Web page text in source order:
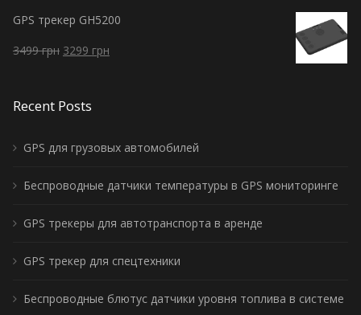
GPS трекер GH5200
3499грн 3299 грн
Recent Posts
GPS для грузовых автомобилей
Беспроводные датчики температуры в GPS мониторинге
GPS трекеры для автотранспорта в аренде
GPS трекер для спецтехники
Беспроводные блютус датчики уровня топлива в системе